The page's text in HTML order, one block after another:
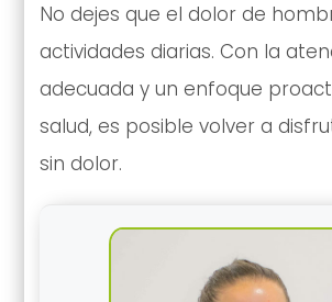
No dejes que el dolor de
actividades diarias. Con la
adecuada y un enfoque
salud, es posible volver a
sin dolor.